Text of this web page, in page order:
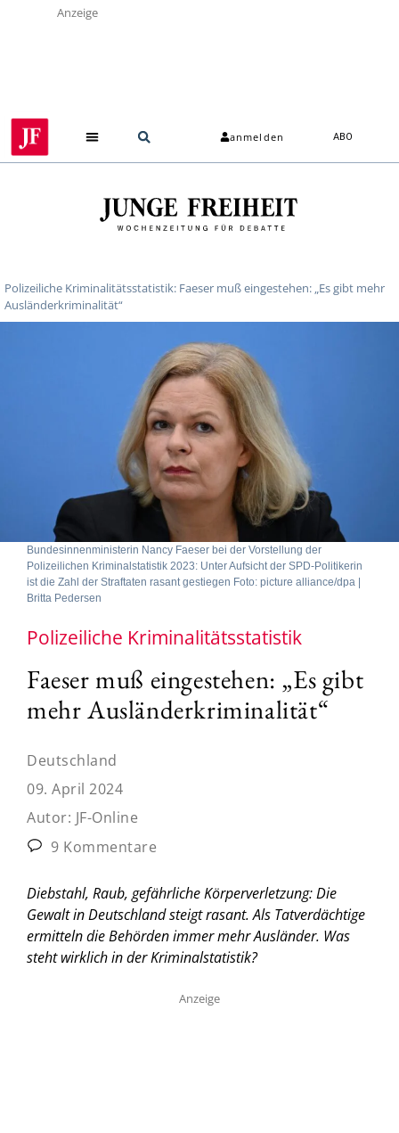
Anzeige
anmelden ABO
Polizeiliche Kriminalitätsstatistik: Faeser muß eingestehen: „Es gibt mehr
Ausländerkriminalität“
Bundesinnenministerin Nancy Faeser bei der Vorstellung der
Polizeilichen Kriminalstatistik 2023: Unter Aufsicht der SPD-Politikerin
ist die Zahl der Straftaten rasant gestiegen Foto: picture alliance/dpa |
Britta Pedersen
Polizeiliche Kriminalitätsstatistik
Faeser muß eingestehen: „Es gibt
mehr Ausländerkriminalität“
Deutschland
09. April 2024
Autor: JF-Online
9 Kommentare
Diebstahl, Raub, gefährliche Körperverletzung: Die
Gewalt in Deutschland steigt rasant. Als Tatverdächtige
ermitteln die Behörden immer mehr Ausländer. Was
steht wirklich in der Kriminalstatistik?
Anzeige